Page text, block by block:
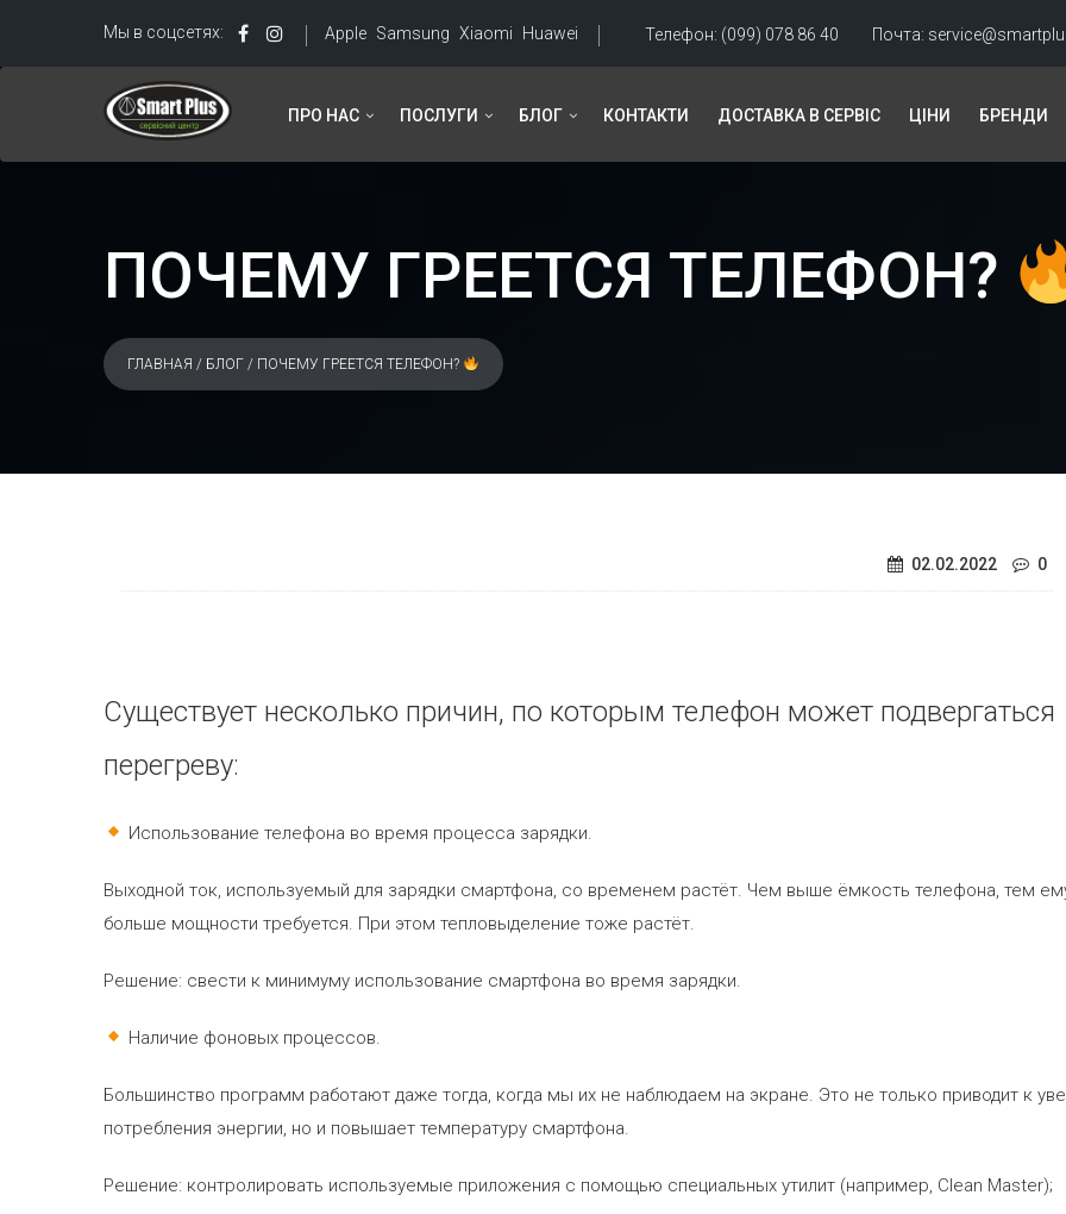
Телефон: (099) 078 86 40 Почта:
Apple Samsung Xiaomi Huawei
Мы в соцсетях:
ПРО НАС ПОСЛУГИ БЛОГ КОНТАКТИ ДОСТАВКА В СЕРВІС ЦІНИ БРЕНДИ
ПОЧЕМУ ГРЕЕТСЯ ТЕЛЕФОН?
ГЛАВНАЯ / БЛОГ / ПОЧЕМУ ГРЕЕТСЯ ТЕЛЕФОН?
02.02.2022 0
Существует несколько причин, по которым телефон может подвергаться
перегреву:
Использование телефона во время процесса зарядки.
Выходной ток, используемый для зарядки смартфона, со временем растёт. Чем выше ёмкость телефона, тем
больше мощности требуется. При этом тепловыделение тоже растёт.
Решение: свести к минимуму использование смартфона во время зарядки.
Наличие фоновых процессов.
Большинство программ работают даже тогда, когда мы их не наблюдаем на экране. Это не только приводит к
потребления энергии, но и повышает температуру смартфона.
Решение: контролировать используемые приложения с помощью специальных утилит (например, Clean Master);